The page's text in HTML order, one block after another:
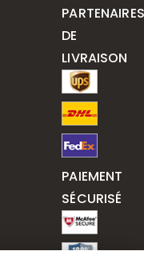
PARTENAIRES
DE
LIVRAISON
PAIEMENT
SÉCURISÉ